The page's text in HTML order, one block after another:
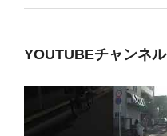
YOUTUBEチャンネル